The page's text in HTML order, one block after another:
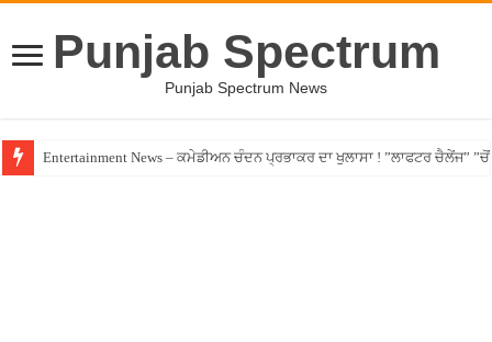
Punjab Spectrum
Punjab Spectrum News
Entertainment News – ਕਮੇਡੀਅਨ ਚੰਦਨ ਪ੍ਰਭਾਕਰ ਦਾ ਖੁਲਾਸਾ ! ”ਲਾਫਟਰ ਚੈਲੇਂਜ”